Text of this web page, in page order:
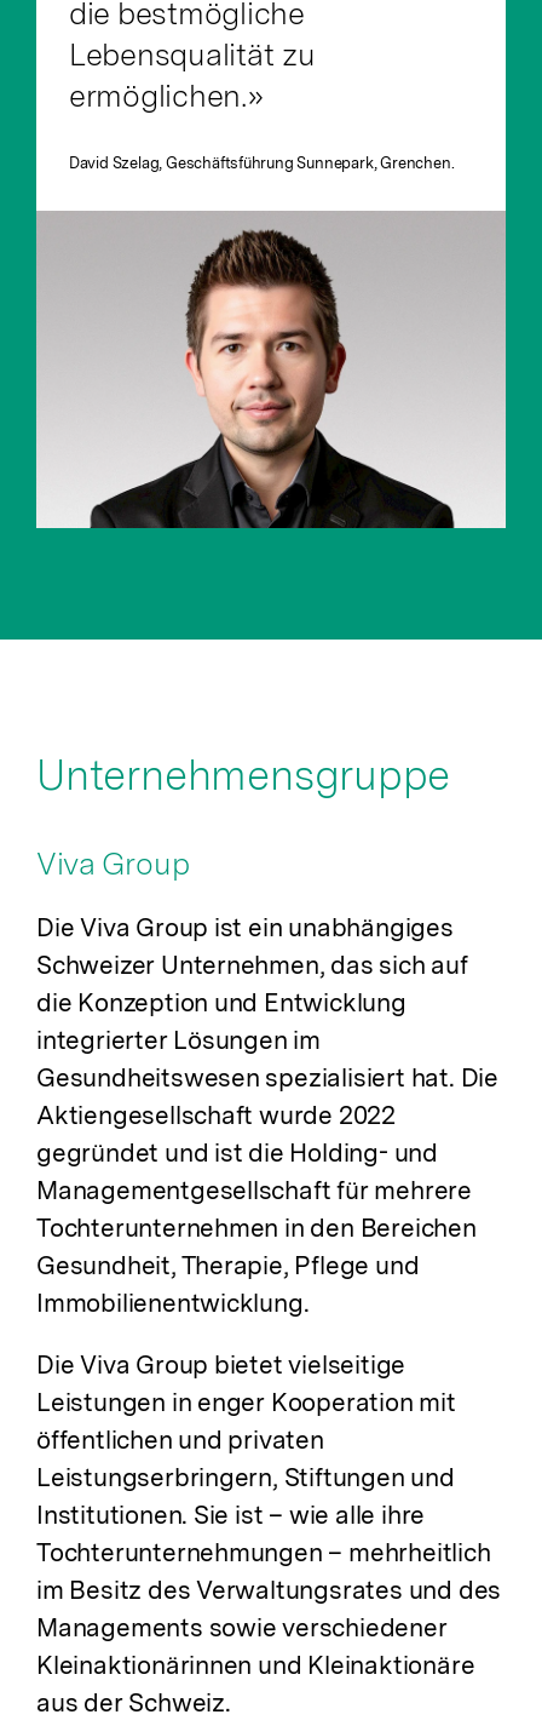
die bestmögliche
Lebensqualität zu
ermöglichen.»
David Szelag, Geschäftsführung Sunnepark, Grenchen.
Unternehmensgruppe
Viva Group
Die Viva Group ist ein unabhängiges
Schweizer Unternehmen, das sich auf
die Konzeption und Entwicklung
integrierter Lösungen im
Gesundheitswesen spezialisiert hat. Die
Aktiengesellschaft wurde 2022
gegründet und ist die Holding- und
Managementgesellschaft für mehrere
Tochterunternehmen in den Bereichen
Gesundheit, Therapie, Pflege und
Immobilienentwicklung.
Die Viva Group bietet vielseitige
Leistungen in enger Kooperation mit
öffentlichen und privaten
Leistungserbringern, Stiftungen und
Institutionen. Sie ist – wie alle ihre
Tochterunternehmungen – mehrheitlich
im Besitz des Verwaltungsrates und des
Managements sowie verschiedener
Kleinaktionärinnen und Kleinaktionäre
aus der Schweiz.